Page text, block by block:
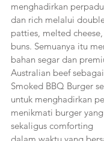
menghadirkan
dan rich melalui
patties, melted
buns. Semuanya itu
bahan segar dan
Australian beef
Smoked BBQ Burger
untuk menghadirkan
menikmati burger
sekaligus comforting